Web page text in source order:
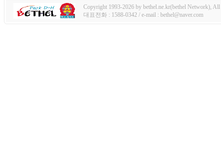
Copyright 1993-2026 by bethel.ne.kr(bethel Network), All
대표전화 : 1588-0342 / e-mail : bethel@naver.com